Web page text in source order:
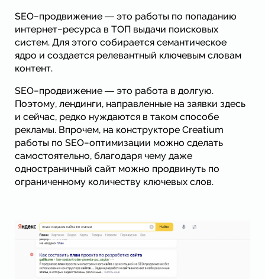
SEO−продвижение ― это работы по попаданию
интернет−ресурса в ТОП выдачи поисковых
систем. Для этого собирается семантическое
ядро и создается релевантный ключевым словам
контент.
SEO−продвижение ― это работа в долгую.
Поэтому, лендинги, направленные на заявки здесь
и сейчас, редко нуждаются в таком способе
рекламы. Впрочем, на конструкторе Creatium
работы по SEO−оптимизации можно сделать
самостоятельно, благодаря чему даже
одностраничный сайт можно продвинуть по
ограниченному количеству ключевых слов.